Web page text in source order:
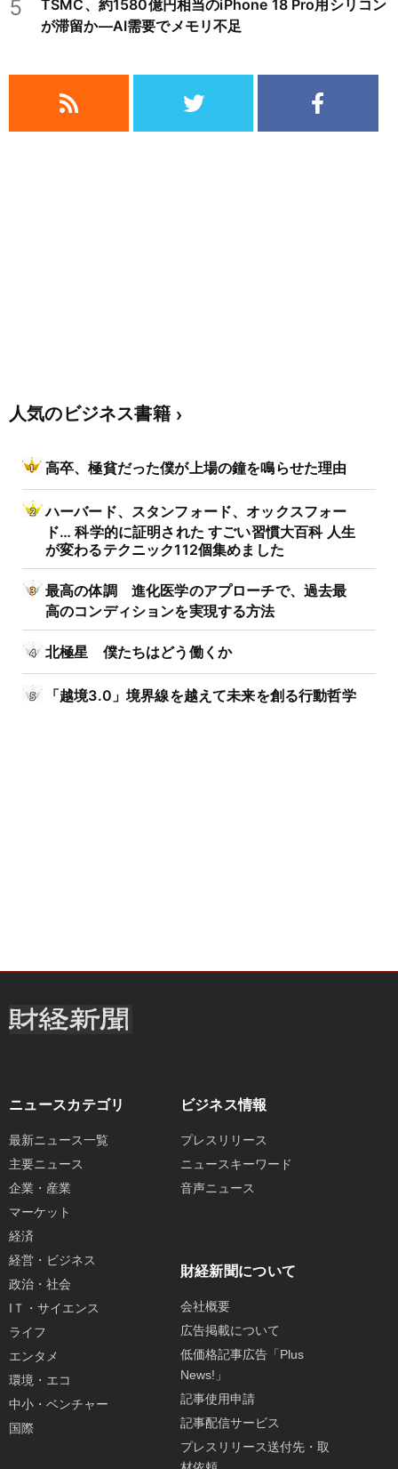
5
TSMC、約1580億円相当のiPhone 18 Pro用シリコン
が滞留か―AI需要でメモリ不足
人気のビジネス書籍
高卒、極貧だった僕が上場の鐘を鳴らせた理由
ハーバード、スタンフォード、オックスフォー
ド… 科学的に証明された すごい習慣大百科 人生
が変わるテクニック112個集めました
最高の体調 進化医学のアプローチで、過去最
高のコンディションを実現する方法
北極星 僕たちはどう働くか
「越境3.0」境界線を越えて未来を創る行動哲学
ニュースカテゴリ
最新ニュース一覧
主要ニュース
企業・産業
マーケット
経済
経営・ビジネス
政治・社会
IＴ・サイエンス
ライフ
エンタメ
環境・エコ
中小・ベンチャー
国際
ビジネス情報
プレスリリース
ニュースキーワード
音声ニュース
財経新聞について
会社概要
広告掲載について
低価格記事広告「Plus
News!」
記事使用申請
記事配信サービス
プレスリリース送付先・取